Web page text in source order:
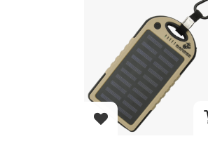
Add to favorites